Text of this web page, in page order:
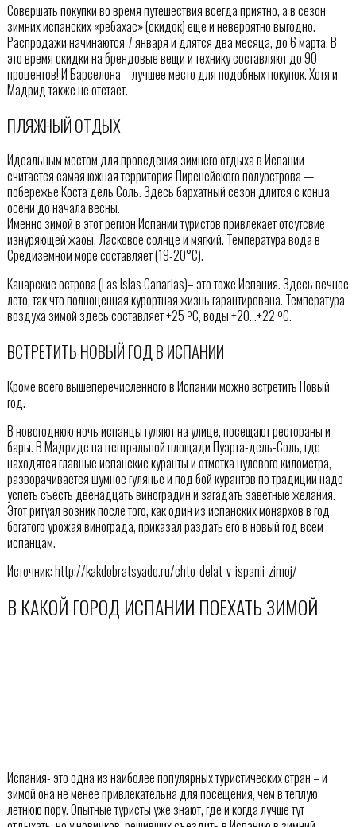
Совершать покупки во время путешествия всегда приятно, а в сезон
зимних испанских «ребахас» (скидок) ещё и невероятно выгодно.
Распродажи начинаются 7 января и длятся два месяца, до 6 марта. В
это время скидки на брендовые вещи и технику составляют до 90
процентов! И Барселона – лучшее место для подобных покупок. Хотя и
Мадрид также не отстает.
ПЛЯЖНЫЙ ОТДЫХ
Идеальным местом для проведения зимнего отдыха в Испании
считается самая южная территория Пиренейского полуострова —
побережье Коста дель Соль. Здесь бархатный сезон длится с конца
осени до начала весны.
Именно зимой в этот регион Испании туристов привлекает отсутсвие
изнуряющей жаоы, Ласковое солнце и мягкий. Температура вода в
Средиземном море составляет (19-20°С).
Канарские острова (Las Islas Canarias)– это тоже Испания. Здесь вечное
лето, так что полноценная курортная жизнь гарантирована. Температура
воздуха зимой здесь составляет +25 ºС, воды +20…+22 ºС.
ВСТРЕТИТЬ НОВЫЙ ГОД В ИСПАНИИ
Кроме всего вышеперечисленного в Испании можно встретить Новый
год.
В новогоднюю ночь испанцы гуляют на улице, посещают рестораны и
бары. В Мадриде на центральной площади Пуэрта-дель-Соль, где
находятся главные испанские куранты и отметка нулевого километра,
разворачивается шумное гулянье и под бой курантов по традиции надо
успеть съесть двенадцать виноградин и загадать заветные желания.
Этот ритуал возник после того, как один из испанских монархов в год
богатого урожая винограда, приказал раздать его в новый год всем
испанцам.
Источник: http://kakdobratsyado.ru/chto-delat-v-ispanii-zimoj/
В КАКОЙ ГОРОД ИСПАНИИ ПОЕХАТЬ ЗИМОЙ
Испания- это одна из наиболее популярных туристических стран – и
зимой она не менее привлекательна для посещения, чем в теплую
летнюю пору. Опытные туристы уже знают, где и когда лучше тут